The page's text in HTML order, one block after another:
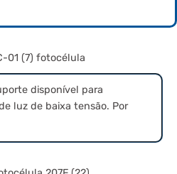
disponível para
luz de baixa tensão. Por